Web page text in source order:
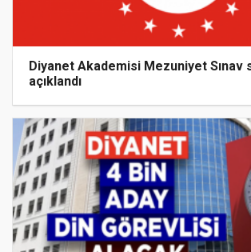
Diyanet Akademisi Mezuniyet Sınav
açıklandı